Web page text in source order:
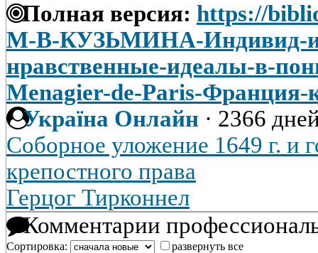
Полная версия: https://
М-В-КУЗЬМИНА-Индивид-
нравственные-идеалы-в-
Menagier-de-Paris-Франция-
Україна Онлайн · 2366
Соборное уложение 1649 г. и
крепостного права
Герцог Тирконнел
Комментарии
Сортировка:
развернуть все